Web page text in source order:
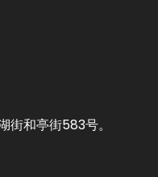
街和亭街583号。